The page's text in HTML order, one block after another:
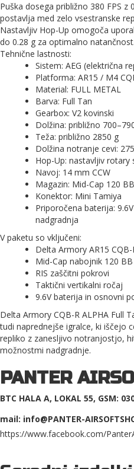
Puška dosega približno 380 FPS
postavlja med zelo vsestranske
Nastavljiv Hop-Up omogoča
do 0.28 g za optimalno natančnost.
Tehnične lastnosti:
Sistem: AEG (električna
Platforma: AR15 / M4
Material: FULL METAL
Barva: Full Tan
Gearbox: V2 kovinski
Dolžina: približno
Teža: približno 2850 g
Dolžina notranje cevi:
Hop-Up: nastavljiv rotary
Navoj: 14 mm CCW
Magazin: Mid-Cap 120 BB
Konektor: Mini Tamiya
Priporočena baterija:
nadgradnja
V paketu so vključeni:
Delta Armory AR15 CQB-
Mid-Cap nabojnik 120 BB
RIS zaščitni pokrovi
Taktični vertikalni ročaj
9.6V baterija in osnovni
Delta Armory CQB-R ALPHA Full
tudi naprednejše igralce, ki iščejo
repliko z zanesljivo notranjostjo,
možnostmi nadgradnje.
PANTER
BTC HALA A, LOKAL 55, GSM:
mail: info@PANTER-
https://www.facebook.com/